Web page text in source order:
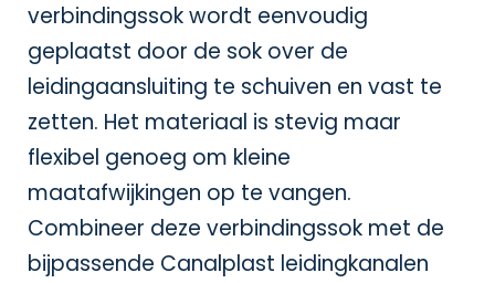
verbindingssok wordt eenvoudig
geplaatst door de sok over de
leidingaansluiting te schuiven en vast te
zetten. Het materiaal is stevig maar
flexibel genoeg om kleine
maatafwijkingen op te vangen.
Combineer deze verbindingssok met de
bijpassende Canalplast leidingkanalen